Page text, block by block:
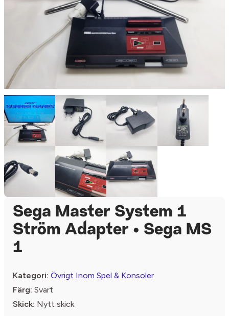
Sega Master System 1
Ström Adapter • Sega MS
1
Kategori: Övrigt Inom Spel & Konsoler
Färg: Svart
Skick: Nytt skick